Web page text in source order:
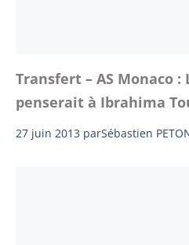
Transfert – AS Monaco :
penserait à Ibrahima
27 juin 2013 parSébastien